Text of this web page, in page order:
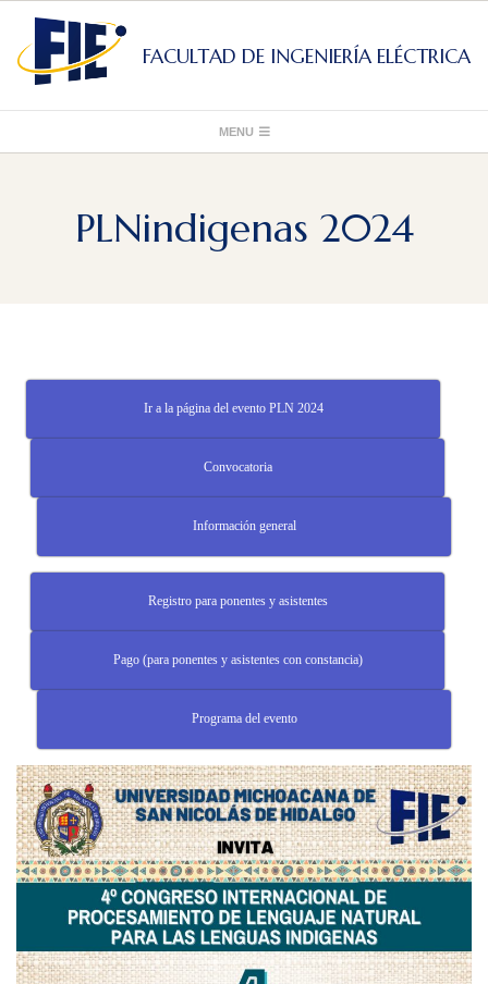
content
FACULTAD DE INGENIERÍA ELÉCTRICA
Navigation
MENU
PLNindigenas 2024
Ir a la página del evento PLN 2024
Convocatoria
Información general
Registro para ponentes y asistentes
Pago (para ponentes y asistentes con constancia)
Programa del evento